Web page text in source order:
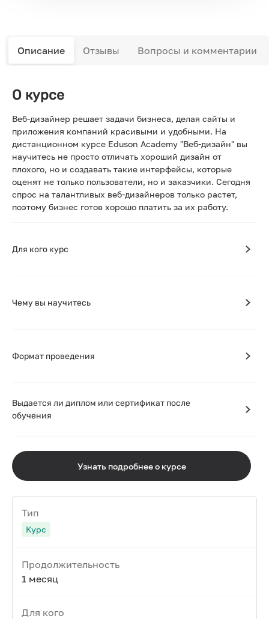
Описание Отзывы Вопросы и комментарии
О курсе
Веб-дизайнер решает задачи бизнеса, делая сайты и
приложения компаний красивыми и удобными. На
дистанционном курсе Eduson Academy "Веб-дизайн" вы
научитесь не просто отличать хороший дизайн от
плохого, но и создавать такие интерфейсы, которые
оценят не только пользователи, но и заказчики. Сегодня
спрос на талантливых веб-дизайнеров только растет,
поэтому бизнес готов хорошо платить за их работу.
Для кого курс
Чему вы научитесь
Формат проведения
Выдается ли диплом или сертификат после
обучения
Узнать подробнее о курсе
Тип
Курс
Продолжительность
1 месяц
Для кого